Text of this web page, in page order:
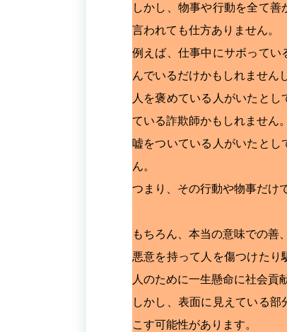
しかし、物事や行動を全て
言われても仕方ありません。
例えば、仕事中にサボって
んでいるだけかもしれません
人を褒めている人がいたと
ている詐欺師かもしれません。
嘘をついている人がいたと
ん。
つまり、その行動や物事だけ
もちろん、本当の意味での善
悪意を持って人を傷つけたり
人のために一生懸命に社会貢
しかし、表面に見えている
こす可能性があります。